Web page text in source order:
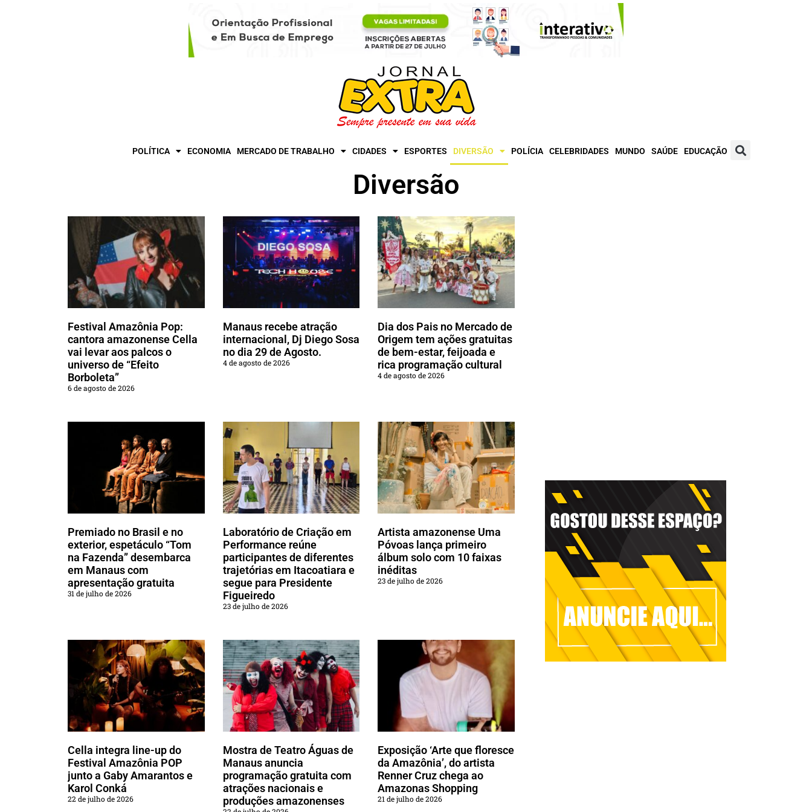
POLÍTICA ECONOMIA MERCADO DE TRABALHO CIDADES ESPORTES DIVERSÃO POLÍCIA CELEBRIDADES MUNDO SAÚDE EDUCAÇÃO
Diversão
Festival Amazônia Pop:
cantora amazonense Cella
vai levar aos palcos o
universo de “Efeito
Borboleta”
6 de agosto de 2026
Manaus recebe atração
internacional, Dj Diego Sosa
no dia 29 de Agosto.
4 de agosto de 2026
Dia dos Pais no Mercado de
Origem tem ações gratuitas
de bem-estar, feijoada e
rica programação cultural
4 de agosto de 2026
Premiado no Brasil e no
exterior, espetáculo “Tom
na Fazenda” desembarca
em Manaus com
apresentação gratuita
31 de julho de 2026
Laboratório de Criação em
Performance reúne
participantes de diferentes
trajetórias em Itacoatiara e
segue para Presidente
Figueiredo
23 de julho de 2026
Artista amazonense Uma
Póvoas lança primeiro
álbum solo com 10 faixas
inéditas
23 de julho de 2026
Cella integra line-up do
Festival Amazônia POP
junto a Gaby Amarantos e
Karol Conká
22 de julho de 2026
Mostra de Teatro Águas de
Manaus anuncia
programação gratuita com
atrações nacionais e
produções amazonenses
Exposição ‘Arte que floresce
da Amazônia’, do artista
Renner Cruz chega ao
Amazonas Shopping
21 de julho de 2026